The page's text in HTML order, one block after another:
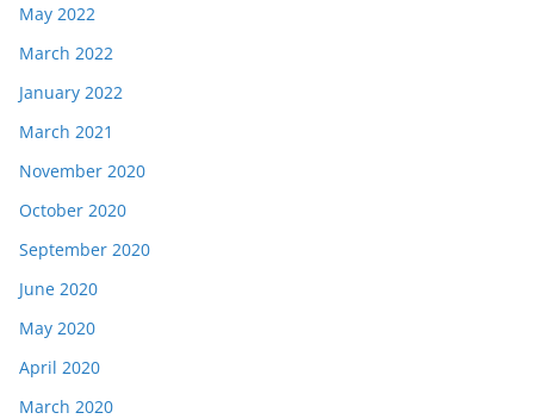
May 2022
March 2022
January 2022
March 2021
November 2020
October 2020
September 2020
June 2020
May 2020
April 2020
March 2020